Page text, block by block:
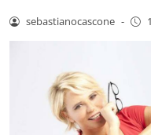
sebastianocascone -